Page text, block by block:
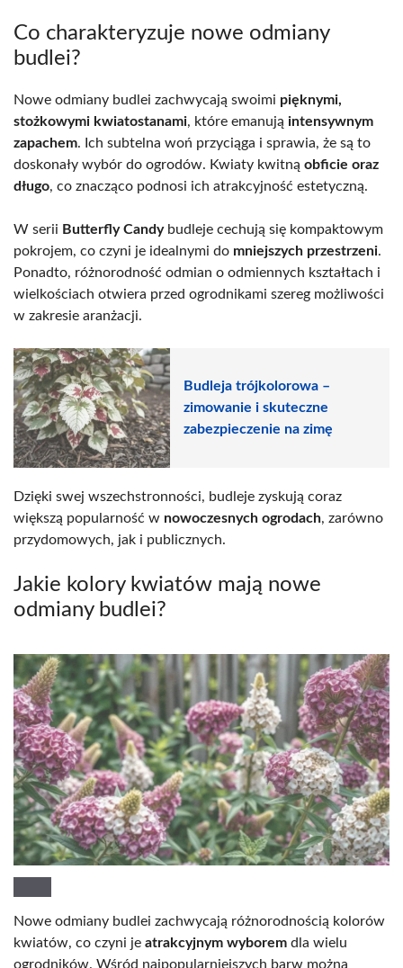
Co charakteryzuje nowe odmiany
budlei?
Nowe odmiany budlei zachwycają swoimi pięknymi,
stożkowymi kwiatostanami, które emanują intensywnym
zapachem. Ich subtelna woń przyciąga i sprawia, że są to
doskonały wybór do ogrodów. Kwiaty kwitną obficie oraz
długo, co znacząco podnosi ich atrakcyjność estetyczną.
W serii Butterfly Candybudleje cechują się kompaktowym
pokrojem, co czyni je idealnymi do mniejszych przestrzeni.
Ponadto, różnorodność odmian o odmiennych kształtach i
wielkościach otwiera przed ogrodnikami szereg możliwości
w zakresie aranżacji.
Budleja trójkolorowa –
zimowanie i skuteczne
zabezpieczenie na zimę
Dzięki swej wszechstronności, budleje zyskują coraz
większą popularność w nowoczesnych ogrodach, zarówno
przydomowych, jak i publicznych.
Jakie kolory kwiatów mają nowe
odmiany budlei?
Nowe odmiany budlei zachwycają różnorodnością kolorów
kwiatów, co czyni je atrakcyjnym wyborem dla wielu
ogrodników. Wśród najpopularniejszych barw można